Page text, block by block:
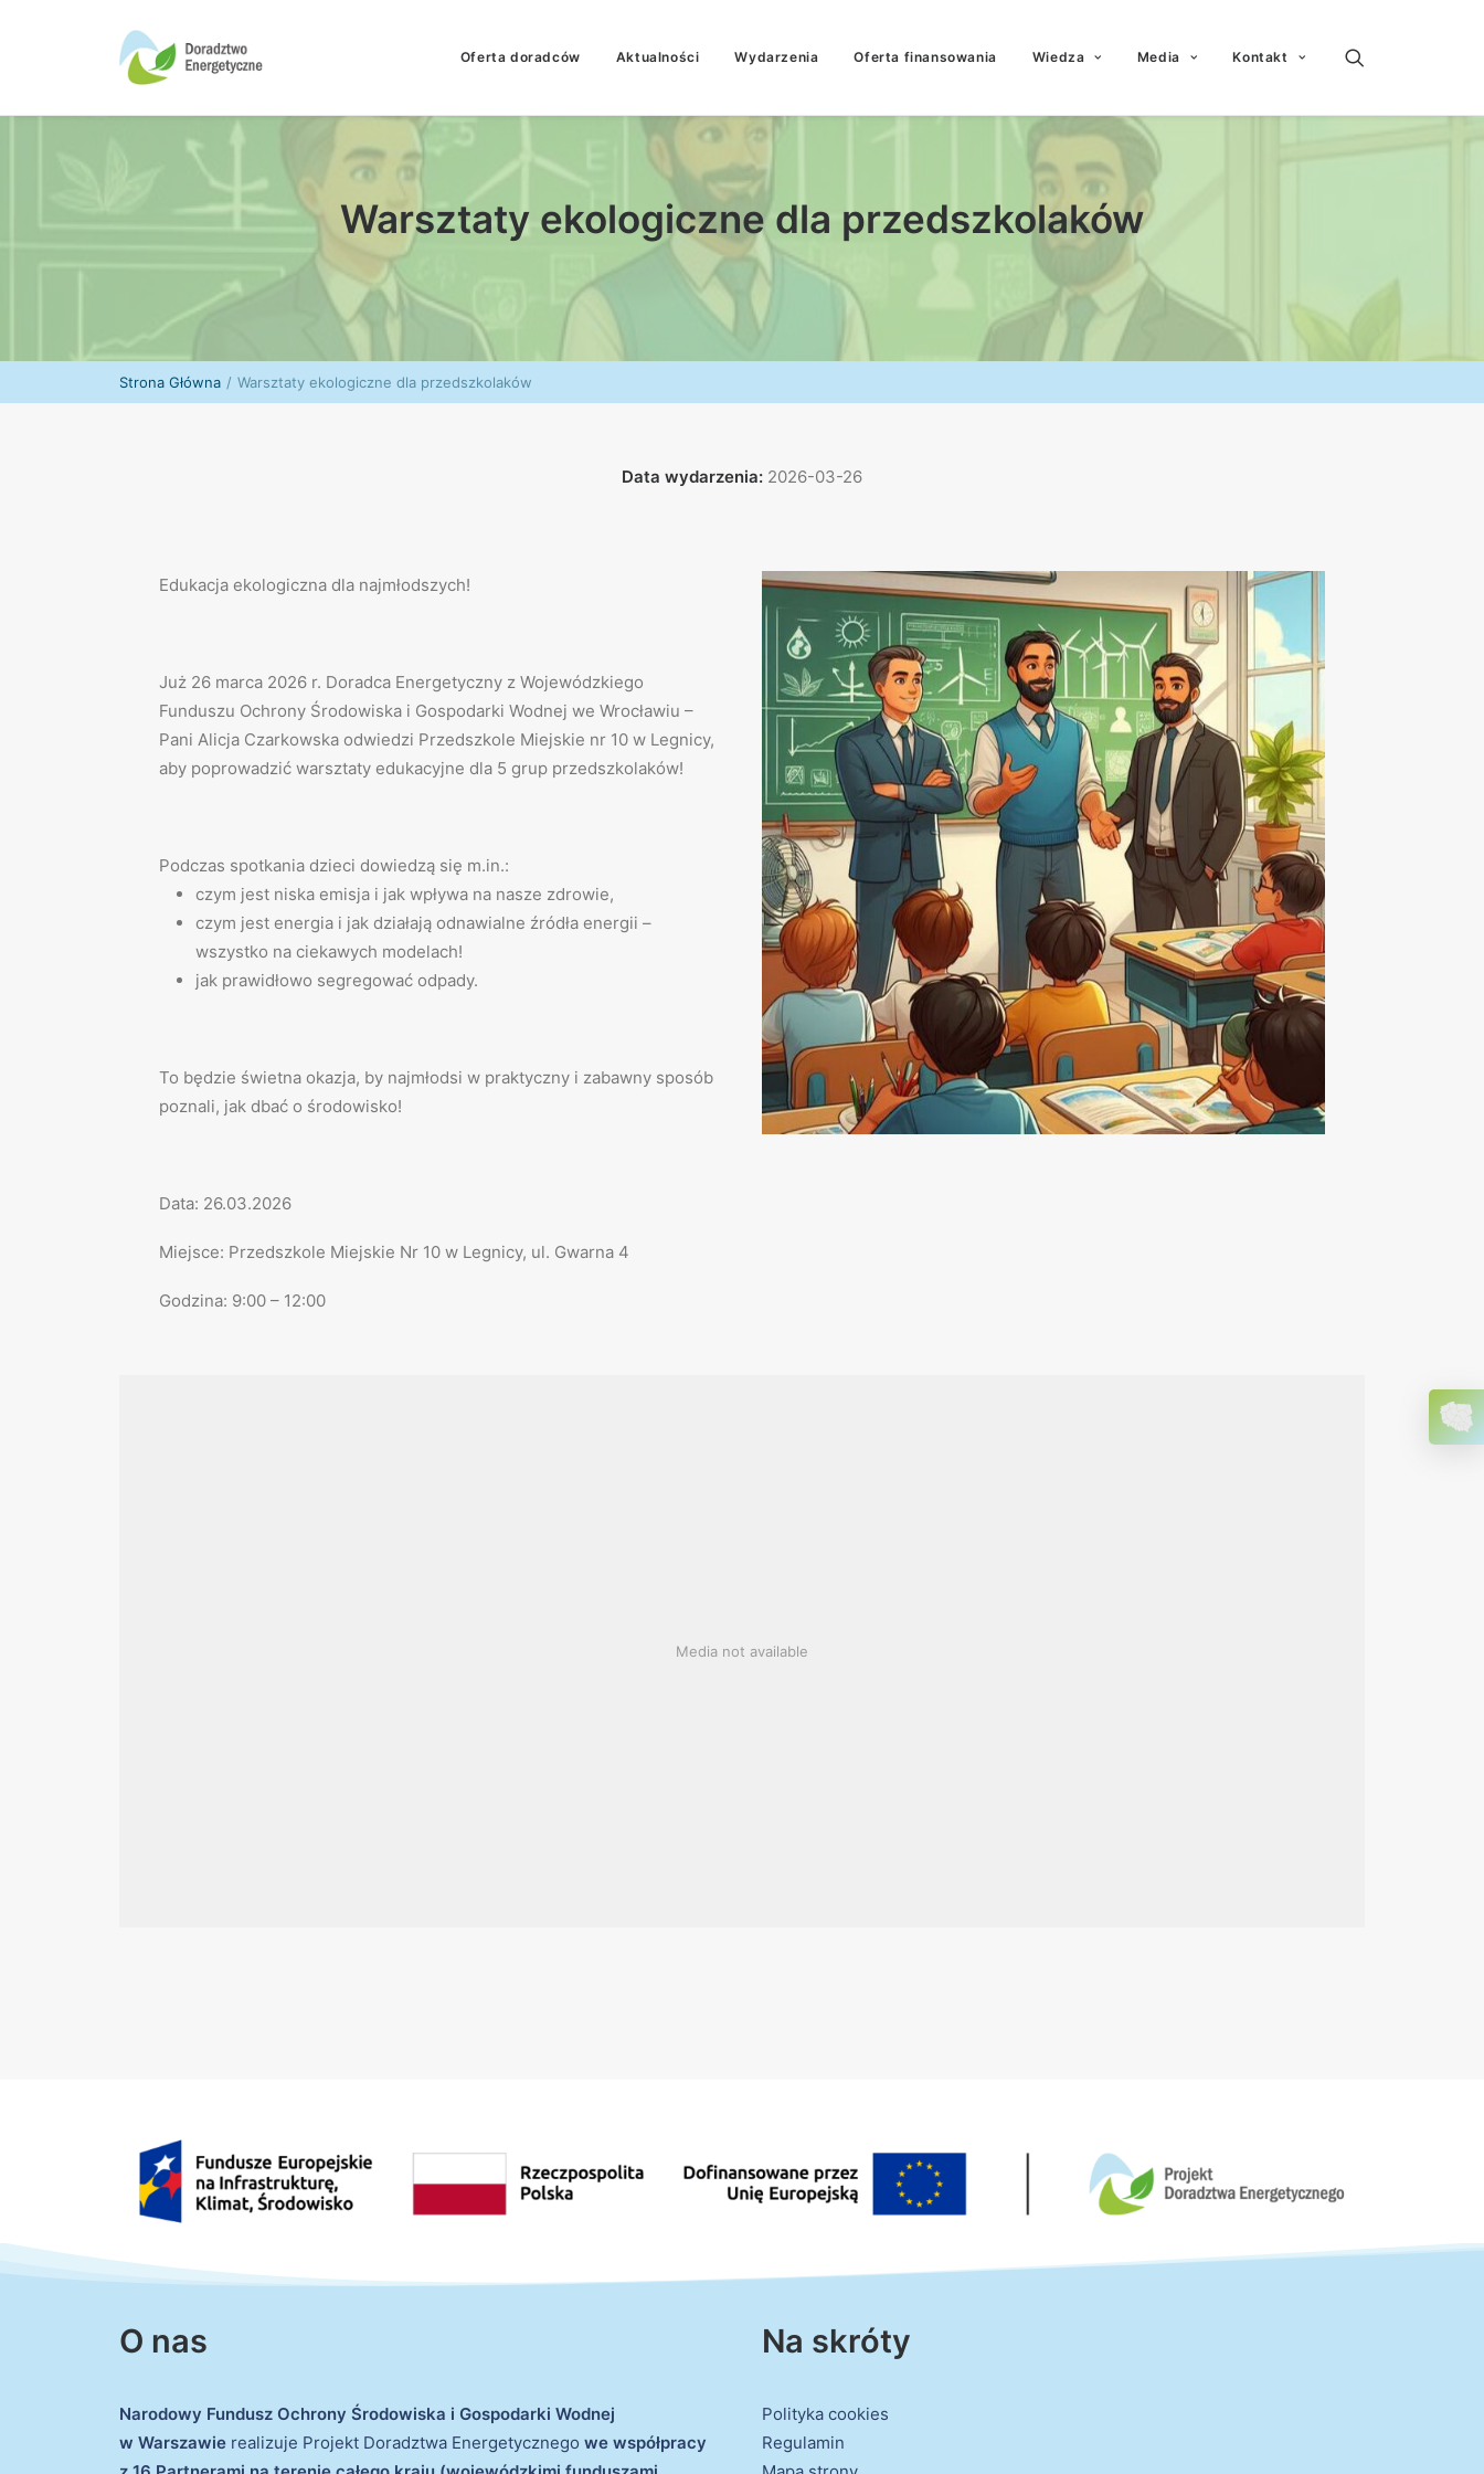
Oferta doradców Aktualności Wydarzenia Oferta finansowania Wiedza Media Kontakt
Warsztaty ekologiczne dla przedszkolaków
Strona Główna Warsztaty ekologiczne dla przedszkolaków
Data wydarzenia: 2026-03-26
Edukacja ekologiczna dla najmłodszych!
Już 26 marca 2026 r. Doradca Energetyczny z Wojewódzkiego
Funduszu Ochrony Środowiska i Gospodarki Wodnej we Wrocławiu –
Pani Alicja Czarkowska odwiedzi Przedszkole Miejskie nr 10 w Legnicy,
aby poprowadzić warsztaty edukacyjne dla 5 grup przedszkolaków!
Podczas spotkania dzieci dowiedzą się m.in.:
czym jest niska emisja i jak wpływa na nasze zdrowie,
czym jest energia i jak działają odnawialne źródła energii –
wszystko na ciekawych modelach!
jak prawidłowo segregować odpady.
To będzie świetna okazja, by najmłodsi w praktyczny i zabawny sposób
poznali, jak dbać o środowisko!
Data: 26.03.2026
Miejsce: Przedszkole Miejskie Nr 10 w Legnicy, ul. Gwarna 4
Godzina: 9:00 – 12:00
Media not available
O nas
Narodowy Fundusz Ochrony Środowiska i Gospodarki Wodnej
w Warszawie realizuje Projekt Doradztwa Energetycznego we współpracy
Na skróty
Polityka cookies
Regulamin